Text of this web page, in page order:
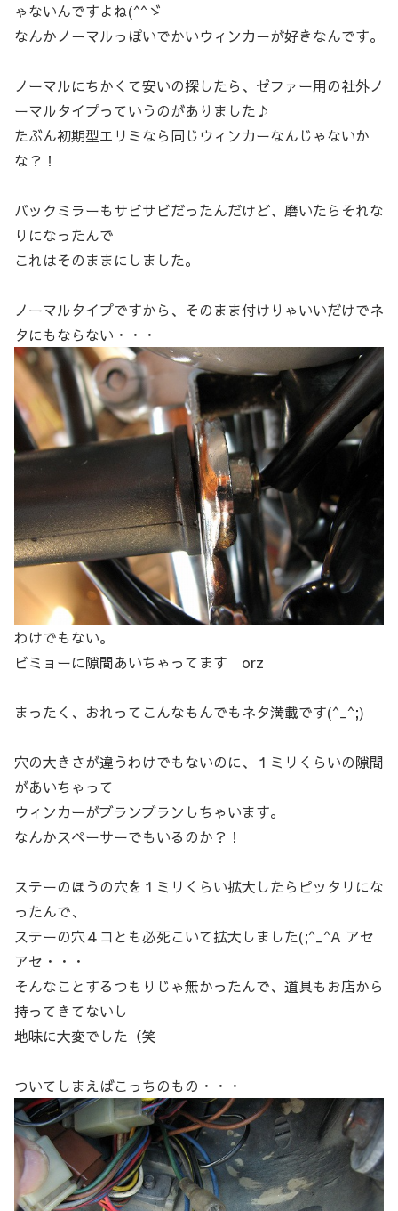
ゃないんですよね(^^ゞ
なんかノーマルっぽいでかいウィンカーが好きなんです。
ノーマルにちかくて安いの探したら、ゼファー用の社外ノ
ーマルタイプっていうのがありました♪
たぶん初期型エリミなら同じウィンカーなんじゃないか
な？！
バックミラーもサビサビだったんだけど、磨いたらそれな
りになったんで
これはそのままにしました。
ノーマルタイプですから、そのまま付けりゃいいだけでネ
タにもならない・・・
わけでもない。
ビミョーに隙間あいちゃってます orz
まったく、おれってこんなもんでもネタ満載です(^_^;)
穴の大きさが違うわけでもないのに、１ミリくらいの隙間
があいちゃって
ウィンカーがブランブランしちゃいます。
なんかスペーサーでもいるのか？！
ステーのほうの穴を１ミリくらい拡大したらピッタリにな
ったんで、
ステーの穴４コとも必死こいて拡大しました(;^_^A アセ
アセ・・・
そんなことするつもりじゃ無かったんで、道具もお店から
持ってきてないし
地味に大変でした（笑
ついてしまえばこっちのもの・・・